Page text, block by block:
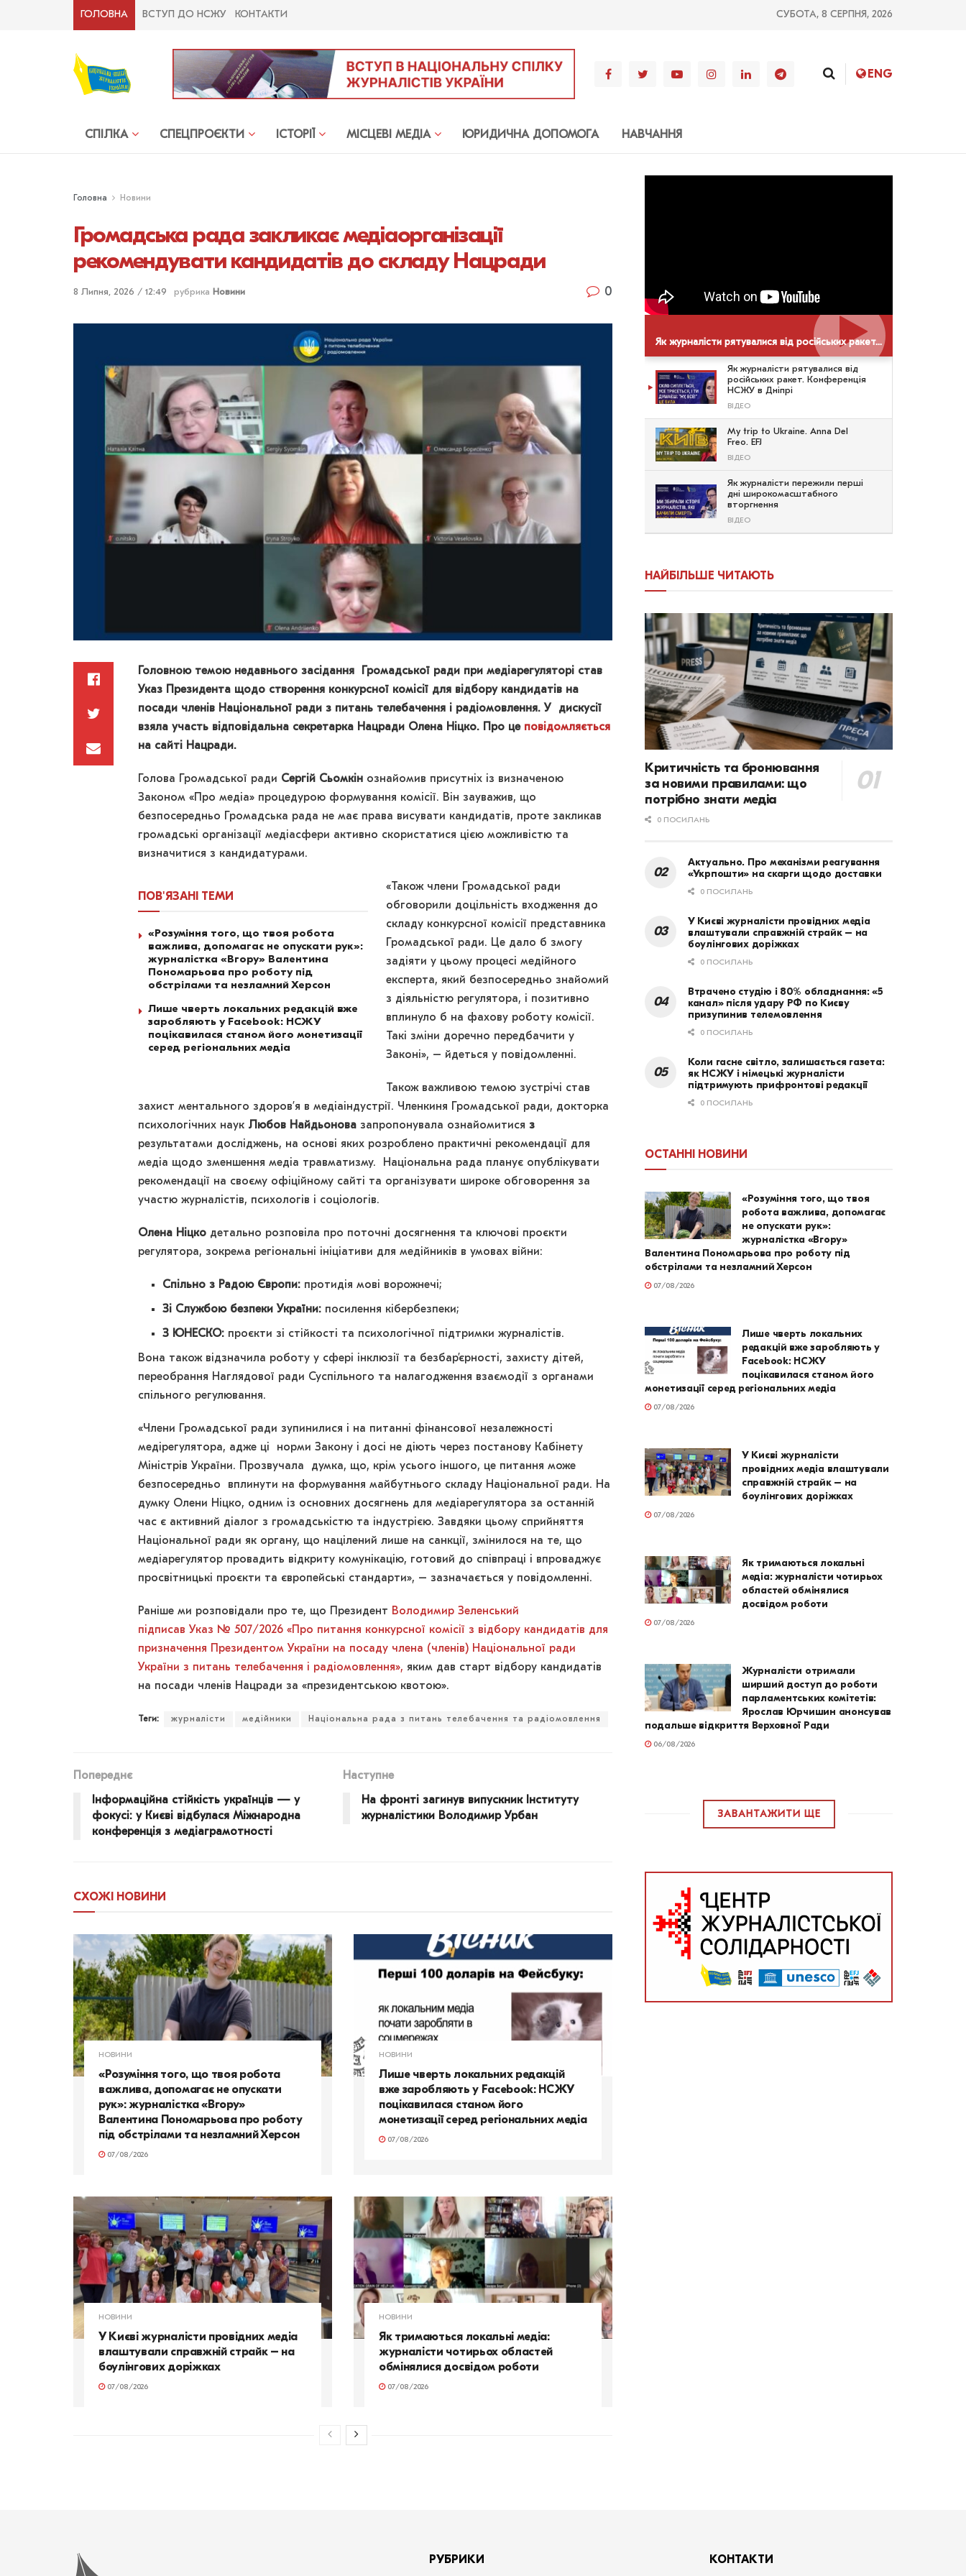
ГОЛОВНА ВСТУП ДО НСЖУ КОНТАКТИ СУБОТА, 8 СЕРПНЯ, 2026
ENG
СПІЛКА СПЕЦПРОЄКТИ ІСТОРІЇ МIСЦЕВI МЕДIА ЮРИДИЧНА ДОПОМОГА НАВЧАННЯ
Головна Новини
Громадська рада закликає медіаорганізації
рекомендувати кандидатів до складу Нацради
8 Липня, 2026 / 12:49 рубрика Новини 0
Головною темою недавнього засідання Громадської ради при медіарегуляторі став
Указ Президента щодо створення конкурсної комісії для відбору кандидатів на
посади членів Національної ради з питань телебачення і радіомовлення. У дискусії
взяла участь відповідальна секретарка Нацради Олена Ніцко. Про це повідомляється
на сайті Нацради.
Голова Громадської ради Сергій Сьомкін ознайомив присутніх із визначеною
Законом «Про медіа» процедурою формування комісії. Він зауважив, що
безпосередньо Громадська рада не має права висувати кандидатів, проте закликав
громадські організації медіасфери активно скористатися цією можливістю та
визначитися з кандидатурами.
ПОВ'ЯЗАНІ ТЕМИ
«Розуміння того, що твоя робота
важлива, допомагає не опускати рук»:
журналістка «Вгору» Валентина
Пономарьова про роботу під
обстрілами та незламний Херсон
Лише чверть локальних редакцій вже
заробляють у Facebook: НСЖУ
поцікавилася станом його монетизації
серед регіональних медіа
«Також члени Громадської ради
обговорили доцільність входження до
складу конкурсної комісії представника
Громадської ради. Це дало б змогу
задіяти у цьому процесі медійного
експерта, який безпосередньо знайомий
з діяльністю регулятора, і позитивно
вплинуло б на фахову роботу комісії.
Такі зміни доречно передбачити у
Законі», – йдеться у повідомленні.
Також важливою темою зустрічі став
захист ментального здоров’я в медіаіндустрії. Членкиня Громадської ради, докторка
психологічних наук Любов Найдьонова запропонувала ознайомитися з
результатами досліджень, на основі яких розроблено практичні рекомендації для
медіа щодо зменшення медіа травматизму. Національна рада планує опублікувати
рекомендації на своєму офіційному сайті та організувати широке обговорення за
участю журналістів, психологів і соціологів.
Олена Ніцко детально розповіла про поточні досягнення та ключові проєкти
регулятора, зокрема регіональні ініціативи для медійників в умовах війни:
Спільно з Радою Європи: протидія мові ворожнечі;
Зі Службою безпеки України: посилення кібербезпеки;
З ЮНЕСКО: проєкти зі стійкості та психологічної підтримки журналістів.
Вона також відзначила роботу у сфері інклюзії та безбар’єрності, захисту дітей,
переобрання Наглядової ради Суспільного та налагодження взаємодії з органами
спільного регулювання.
«Члени Громадської ради зупинилися і на питанні фінансової незалежності
медірегулятора, адже ці норми Закону і досі не діють через постанову Кабінету
Міністрів України. Прозвучала думка, що, крім усього іншого, це питання може
безпосередньо вплинути на формування майбутнього складу Національної ради. На
думку Олени Ніцко, одним із основних досягнень для медіарегулятора за останній
час є активний діалог з громадськістю та індустрією. Завдяки цьому сприйняття
Національної ради як органу, що націлений лише на санкції, змінилося на те, що
медіарегулятор провадить відкриту комунікацію, готовий до співпраці і впроваджує
просвітницькі проєкти та європейські стандарти», – зазначається у повідомленні.
Раніше ми розповідали про те, що Президент Володимир Зеленський
підписав Указ № 507/2026 «Про питання конкурсної комісії з відбору кандидатів для
призначення Президентом України на посаду члена (членів) Національної ради
України з питань телебачення і радіомовлення», яким дав старт відбору кандидатів
на посади членів Нацради за «президентською квотою».
Теги: журналісти медійники Національна рада з питань телебачення та радіомовлення
Попереднє
Інформаційна стійкість українців — у
фокусі: у Києві відбулася Міжнародна
конференція з медіаграмотності
Наступне
На фронті загинув випускник Інституту
журналістики Володимир Урбан
СХОЖІ НОВИНИ
НОВИНИ
«Розуміння того, що твоя робота
важлива, допомагає не опускати
рук»: журналістка «Вгору»
Валентина Пономарьова про роботу
під обстрілами та незламний Херсон
07/08/2026
НОВИНИ
Лише чверть локальних редакцій
вже заробляють у Facebook: НСЖУ
поцікавилася станом його
монетизації серед регіональних медіа
07/08/2026
НОВИНИ
У Києві журналісти провідних медіа
влаштували справжній страйк – на
боулінгових доріжках
07/08/2026
НОВИНИ
Як тримаються локальні медіа:
журналісти чотирьох областей
обмінялися досвідом роботи
07/08/2026
Як журналісти рятувалися від російських ракет. Конференція НСЖУ в Дніпрі
Як журналісти рятувалися від
російських ракет. Конференція
НСЖУ в Дніпрі
ВІДЕО
My trip to Ukraine. Anna Del
Freo. EFJ
ВІДЕО
Як журналісти пережили перші
дні широкомасштабного
вторгнення
ВІДЕО
НАЙБІЛЬШЕ ЧИТАЮТЬ
Критичність та бронювання
за новими правилами: що
потрібно знати медіа
0 ПОСИЛАНЬ
Актуально. Про механізми реагування
«Укрпошти» на скарги щодо доставки
0 ПОСИЛАНЬ
У Києві журналісти провідних медіа
влаштували справжній страйк – на
боулінгових доріжках
0 ПОСИЛАНЬ
Втрачено студію і 80% обладнання: «5
канал» після удару РФ по Києву
призупинив телемовлення
0 ПОСИЛАНЬ
Коли гасне світло, залишається газета:
як НСЖУ і німецькі журналісти
підтримують прифронтові редакції
0 ПОСИЛАНЬ
ОСТАННІ НОВИНИ
«Розуміння того, що твоя
робота важлива, допомагає
не опускати рук»:
журналістка «Вгору»
Валентина Пономарьова про роботу під
обстрілами та незламний Херсон
07/08/2026
Лише чверть локальних
редакцій вже заробляють у
Facebook: НСЖУ
поцікавилася станом його
монетизації серед регіональних медіа
07/08/2026
У Києві журналісти
провідних медіа влаштували
справжній страйк – на
боулінгових доріжках
07/08/2026
Як тримаються локальні
медіа: журналісти чотирьох
областей обмінялися
досвідом роботи
07/08/2026
Журналісти отримали
ширший доступ до роботи
парламентських комітетів:
Ярослав Юрчишин анонсував
подальше відкриття Верховної Ради
06/08/2026
ЗАВАНТАЖИТИ ЩЕ
РУБРИКИ КОНТАКТИ